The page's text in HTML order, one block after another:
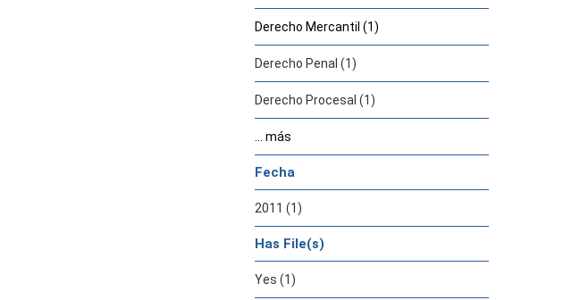
Derecho Mercantil (1)
Derecho Penal (1)
Derecho Procesal (1)
... más
Fecha
2011 (1)
Has File(s)
Yes (1)